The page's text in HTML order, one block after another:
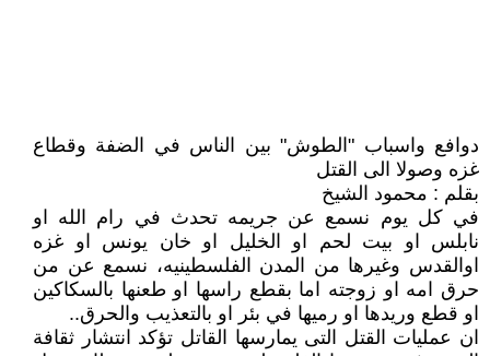
دوافع واسباب "الطوش" بين الناس في الضفة وقطاع
غزه وصولا الى القتل
بقلم : محمود الشيخ
في كل يوم نسمع عن جريمه تحدث في رام الله او
نابلس او بيت لحم او الخليل او خان يونس او غزه
اوالقدس وغيرها من المدن الفلسطينيه، نسمع عن من
حرق امه او زوجته اما بقطع راسها او طعنها بالسكاكين
او قطع وريدها او رميها في بئر او بالتعذيب والحرق..
ان عمليات القتل التى يمارسها القاتل تؤكد انتشار ثقافة